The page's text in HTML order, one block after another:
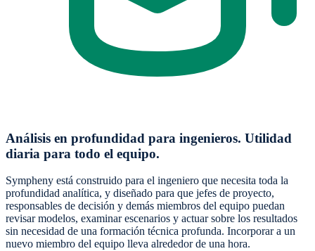
Análisis en profundidad para ingenieros. Utilidad
diaria para todo el equipo.
Sympheny está construido para el ingeniero que necesita toda la
profundidad analítica, y diseñado para que jefes de proyecto,
responsables de decisión y demás miembros del equipo puedan
revisar modelos, examinar escenarios y actuar sobre los resultados
sin necesidad de una formación técnica profunda. Incorporar a un
nuevo miembro del equipo lleva alrededor de una hora.